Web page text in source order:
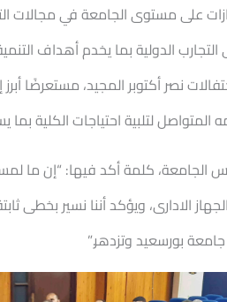
على مستوى الجامعة في مجالات
الدولية بما يخدم أهداف
نصر أكتوبر المجيد، مستعرضًا
لتلبية احتياجات الكلية
الجامعة، كلمة أكد فيها: “إن ما
الادارى، ويؤكد أننا نسير بخطى
بورسعيد وتزدهر.”